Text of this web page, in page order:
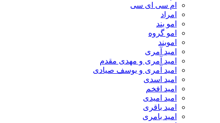
ام سی ای سی
امراد
امو بند
امو گروه
اموبند
امید آمری
امید آمری و مهدی مقدم
امید آمری و یوسف صیادی
امید اسدی
امید افخم
امید امیدی
امید باقری
امید بامری